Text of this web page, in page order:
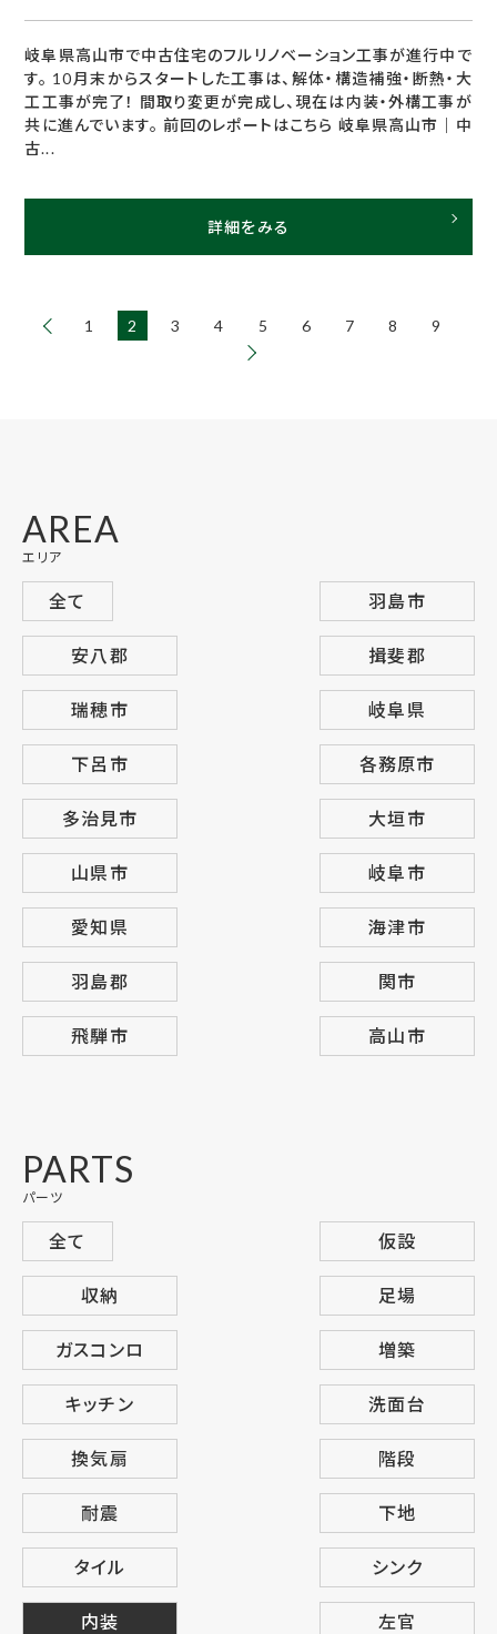
岐阜県高山市で中古住宅のフルリノベーション工事が進行中で
す。 10月末からスタートした工事は、解体・構造補強・断熱・大
工工事が完了！ 間取り変更が完成し、現在は内装・外構工事が
共に進んでいます。 前回のレポートはこちら 岐阜県高山市｜中
古...
詳細をみる
1 2 3 4 5 6 7 8 9
AREA
エリア
全て 羽島市
安八郡 揖斐郡
瑞穂市 岐阜県
下呂市 各務原市
多治見市 大垣市
山県市 岐阜市
愛知県 海津市
羽島郡 関市
飛騨市 高山市
PARTS
パーツ
全て 仮設
収納 足場
ガスコンロ 増築
キッチン 洗面台
換気扇 階段
耐震 下地
タイル シンク
内装 左官